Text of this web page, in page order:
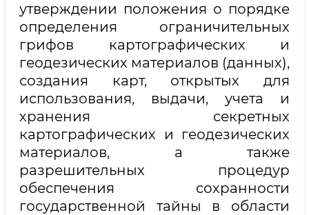
утверждении положения о порядке
определения ограничительных
грифов картографических и
геодезических материалов (данных),
создания карт, открытых для
использования, выдачи, учета и
хранения секретных
картографических и геодезических
материалов, а также
разрешительных процедур
обеспечения сохранности
государственной тайны в области